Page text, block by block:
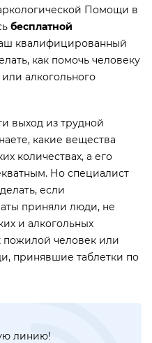
Помощи в
бесплатной
квалифицированный
как помочь человеку
алкогольного
выход из трудной
какие вещества
количествах, а его
Но специалист
если
приняли люди, не
и алкогольных
пожилой человек или
принявшие таблетки по
линию!